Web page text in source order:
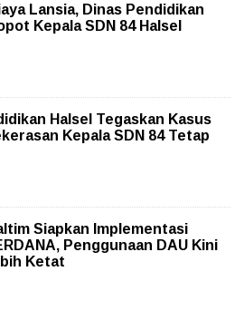
Lansia, Dinas Pendidikan
Kepala SDN 84 Halsel
Halsel Tegaskan Kasus
Kepala SDN 84 Tetap
Siapkan Implementasi
Penggunaan DAU Kini
Ketat